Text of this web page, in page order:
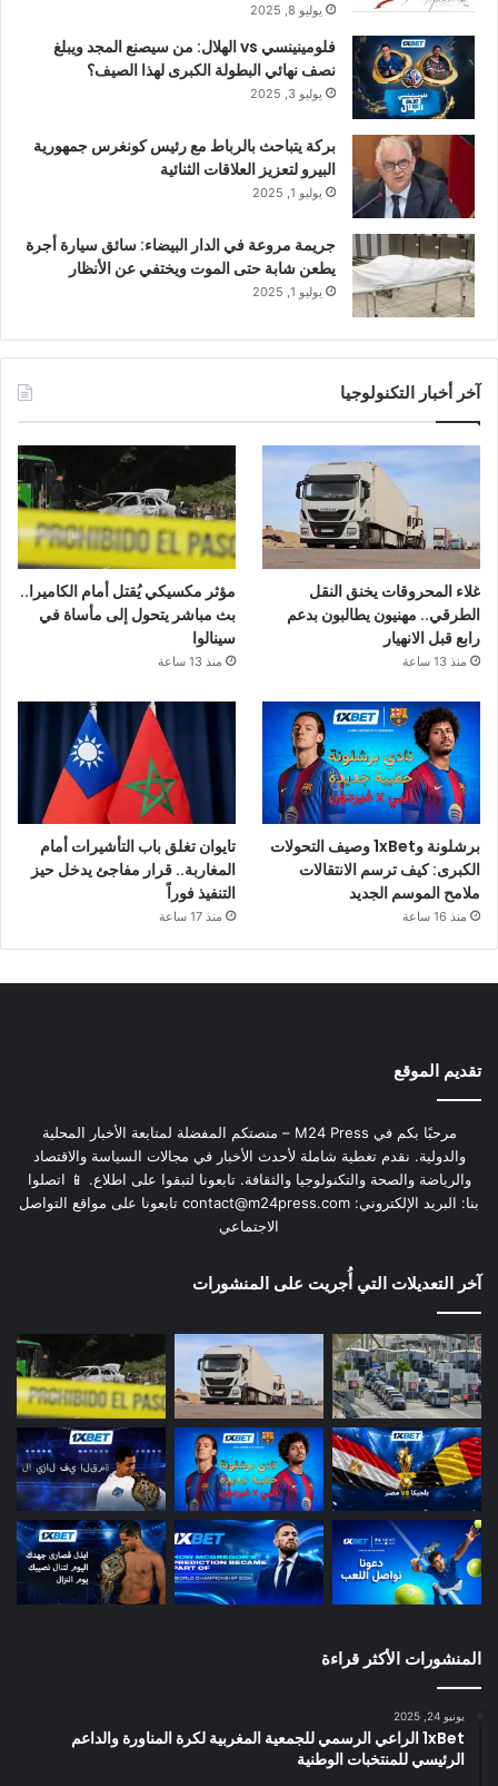
يوليو 8, 2025
فلومينينسي vs الهلال: من سيصنع المجد ويبلغ
نصف نهائي البطولة الكبرى لهذا الصيف؟
يوليو 3, 2025
بركة يتباحث بالرباط مع رئيس كونغرس جمهورية
البيرو لتعزيز العلاقات الثنائية
يوليو 1, 2025
جريمة مروعة في الدار البيضاء: سائق سيارة أجرة
يطعن شابة حتى الموت ويختفي عن الأنظار
يوليو 1, 2025
آخر أخبار التكنولوجيا
غلاء المحروقات يخنق النقل
الطرقي.. مهنيون يطالبون بدعم
رابع قبل الانهيار
منذ 13 ساعة
مؤثر مكسيكي يُقتل أمام الكاميرا..
بث مباشر يتحول إلى مأساة في
سينالوا
منذ 13 ساعة
برشلونة و1xBet وصيف التحولات
الكبرى: كيف ترسم الانتقالات
ملامح الموسم الجديد
منذ 16 ساعة
تايوان تغلق باب التأشيرات أمام
المغاربة.. قرار مفاجئ يدخل حيز
التنفيذ فوراً
منذ 17 ساعة
تقديم الموقع
مرحبًا بكم في M24 Press – منصتكم المفضلة لمتابعة الأخبار المحلية
والدولية. نقدم تغطية شاملة لأحدث الأخبار في مجالات السياسة والاقتصاد
والرياضة والصحة والتكنولوجيا والثقافة. تابعونا لتبقوا على اطلاع. 📱 اتصلوا
بنا: البريد الإلكتروني: contact@m24press.com تابعونا على مواقع التواصل
الاجتماعي
آخر التعديلات التي أُجريت على المنشورات
المنشورات الأكثر قراءة
يونيو 24, 2025
1xBet الراعي الرسمي للجمعية المغربية لكرة المناورة والداعم
الرئيسي للمنتخبات الوطنية